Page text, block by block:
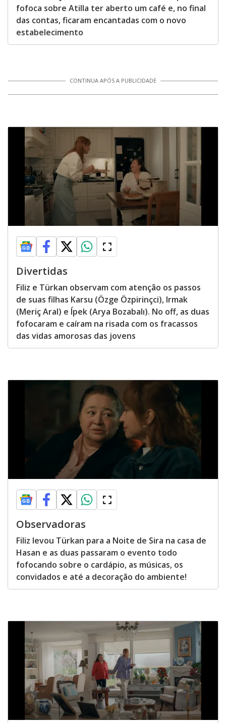
fofoca sobre Atilla ter aberto um café e, no final
das contas, ficaram encantadas com o novo
estabelecimento
CONTINUA APÓS A PUBLICIDADE
Divertidas
Filiz e Türkan observam com atenção os passos
de suas filhas Karsu (Özge Özpirinçci), Irmak
(Meriç Aral) e Ípek (Arya Bozabalı). No off, as duas
fofocaram e caíram na risada com os fracassos
das vidas amorosas das jovens
Observadoras
Filiz levou Türkan para a Noite de Sira na casa de
Hasan e as duas passaram o evento todo
fofocando sobre o cardápio, as músicas, os
convidados e até a decoração do ambiente!